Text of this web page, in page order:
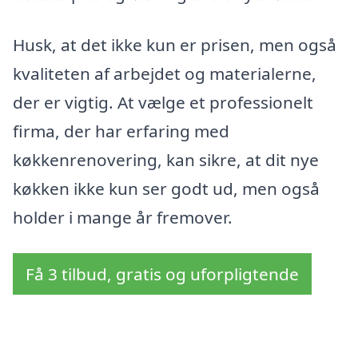
Husk, at det ikke kun er prisen, men også
kvaliteten af arbejdet og materialerne,
der er vigtig. At vælge et professionelt
firma, der har erfaring med
køkkenrenovering, kan sikre, at dit nye
køkken ikke kun ser godt ud, men også
holder i mange år fremover.
Få 3 tilbud, gratis og uforpligtende